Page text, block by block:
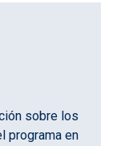
sobre los
programa en